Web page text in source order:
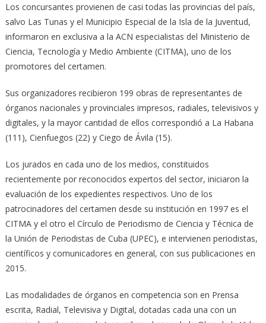
Los concursantes provienen de casi todas las provincias del país,
salvo Las Tunas y el Municipio Especial de la Isla de la Juventud,
informaron en exclusiva a la ACN especialistas del Ministerio de
Ciencia, Tecnología y Medio Ambiente (CITMA), uno de los
promotores del certamen.
Sus organizadores recibieron 199 obras de representantes de
órganos nacionales y provinciales impresos, radiales, televisivos y
digitales, y la mayor cantidad de ellos correspondió a La Habana
(111), Cienfuegos (22) y Ciego de Ávila (15).
Los jurados en cada uno de los medios, constituidos
recientemente por reconocidos expertos del sector, iniciaron la
evaluación de los expedientes respectivos. Uno de los
patrocinadores del certamen desde su institución en 1997 es el
CITMA y el otro el Círculo de Periodismo de Ciencia y Técnica de
la Unión de Periodistas de Cuba (UPEC), e intervienen periodistas,
científicos y comunicadores en general, con sus publicaciones en
2015.
Las modalidades de órganos en competencia son en Prensa
escrita, Radial, Televisiva y Digital, dotadas cada una con un